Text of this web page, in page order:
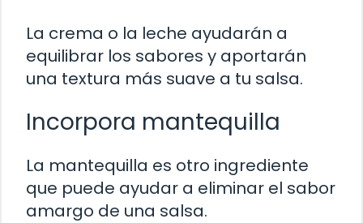
La crema o la leche ayudarán a
equilibrar los sabores y aportarán
una textura más suave a tu salsa.
Incorpora mantequilla
La mantequilla es otro ingrediente
que puede ayudar a eliminar el sabor
amargo de una salsa.